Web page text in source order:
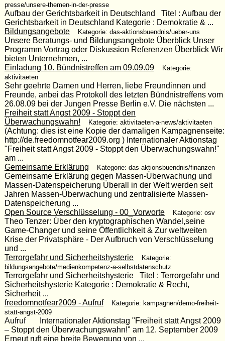
presse/unsere-themen-in-der-presse
Aufbau der Gerichtsbarkeit in Deutschland Titel : Aufbau der
Gerichtsbarkeit in Deutschland Kategorie : Demokratie & ...
Bildungsangebote
Kategorie: das-aktionsbuendnis/ueber-uns
Unsere Beratungs- und Bildungsangebote Überblick Unser
Programm Vortrag oder Diskussion Referenzen Überblick Wir
bieten Unternehmen, ...
Einladung 10. Bündnistreffen am 09.09.09
Kategorie:
aktivitaeten
Sehr geehrte Damen und Herren, liebe Freundinnen und
Freunde, anbei das Protokoll des letzten Bündnistreffens vom
26.08.09 bei der Jungen Presse Berlin e.V. Die nächsten ...
Freiheit statt Angst 2009 - Stoppt den
Überwachungswahn!
Kategorie: aktivitaeten-a-news/aktivitaeten
(Achtung: dies ist eine Kopie der damaligen Kampagnenseite:
http://de.freedomnotfear2009.org ) Internationaler Aktionstag
"Freiheit statt Angst 2009 - Stoppt den Überwachungswahn!"
am ...
Gemeinsame Erklärung
Kategorie: das-aktionsbuendnis/finanzen
Gemeinsame Erklärung gegen Massen-Überwachung und
Massen-Datenspeicherung Überall in der Welt werden seit
Jahren Massen-Überwachung und zentralisierte Massen-
Datenspeicherung ...
Open Source Verschlüsselung - 00_Vorworte
Kategorie: osv
Theo Tenzer: Über den kryptographischen Wandel,seine
Game-Changer und seine Öffentlichkeit & Zur weltweiten
Krise der Privatsphäre - Der Aufbruch von Verschlüsselung
und ...
Terrorgefahr und Sicherheitshysterie
Kategorie:
bildungsangebote/medienkompetenz-a-selbstdatenschutz
Terrorgefahr und Sicherheitshysterie Titel : Terrorgefahr und
Sicherheitshysterie Kategorie : Demokratie & Recht,
Sicherheit ...
freedomnotfear2009 - Aufruf
Kategorie: kampagnen/demo-freiheit-
statt-angst-2009
Aufruf Internationaler Aktionstag "Freiheit statt Angst 2009
– Stoppt den Überwachungswahn!" am 12. September 2009
Erneut ruft eine breite Bewegung von ...